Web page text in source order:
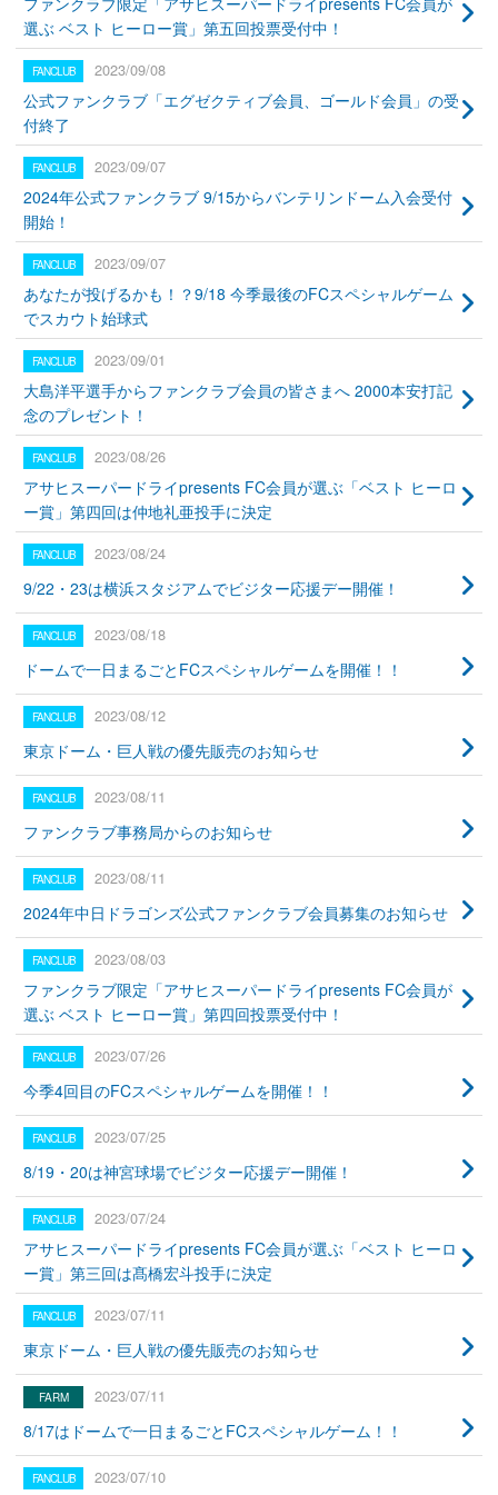
選ぶ ベスト ヒーロー賞」第五回投票受付中！
2023/09/08
公式ファンクラブ「エグゼクティブ会員、ゴールド会員」の受
付終了
2023/09/07
2024年公式ファンクラブ 9/15からバンテリンドーム入会受付
開始！
2023/09/07
あなたが投げるかも！？9/18 今季最後のFCスペシャルゲーム
でスカウト始球式
2023/09/01
大島洋平選手からファンクラブ会員の皆さまへ 2000本安打記
念のプレゼント！
2023/08/26
アサヒスーパードライpresents FC会員が選ぶ「ベスト ヒーロ
ー賞」第四回は仲地礼亜投手に決定
2023/08/24
9/22・23は横浜スタジアムでビジター応援デー開催！
2023/08/18
ドームで一日まるごとFCスペシャルゲームを開催！！
2023/08/12
東京ドーム・巨人戦の優先販売のお知らせ
2023/08/11
ファンクラブ事務局からのお知らせ
2023/08/11
2024年中日ドラゴンズ公式ファンクラブ会員募集のお知らせ
2023/08/03
ファンクラブ限定「アサヒスーパードライpresents FC会員が
選ぶ ベスト ヒーロー賞」第四回投票受付中！
2023/07/26
今季4回目のFCスペシャルゲームを開催！！
2023/07/25
8/19・20は神宮球場でビジター応援デー開催！
2023/07/24
アサヒスーパードライpresents FC会員が選ぶ「ベスト ヒーロ
ー賞」第三回は髙橋宏斗投手に決定
2023/07/11
東京ドーム・巨人戦の優先販売のお知らせ
2023/07/11
8/17はドームで一日まるごとFCスペシャルゲーム！！
2023/07/10